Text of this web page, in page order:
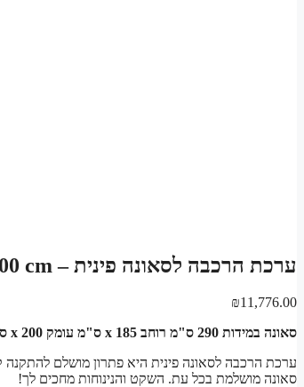
ערכת הרכבה לסאונה פינית – Sauna width 290 cm x depth 185 cm x height 200 cm
₪11,776.00
סאונה במידות 290 ס"מ רוחב x 185 ס"מ עומק x 200 ס"מ גובה – נפח סאונה: 10.73 מטר מע"ז
ערכת הרכבה לסאונה פינית היא פתרון מושלם
סאונה מושלמת בכל עת. השקט והנינוחות מחכים לך!